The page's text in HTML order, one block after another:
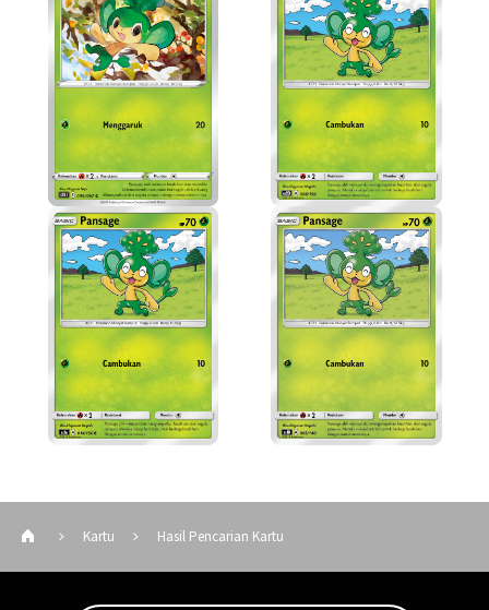
Kartu Hasil Pencarian Kartu